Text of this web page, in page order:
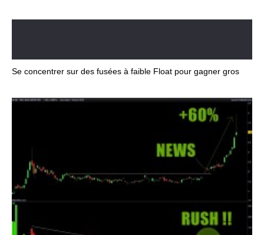
Se concentrer sur des fusées à faible Float pour gagner gros